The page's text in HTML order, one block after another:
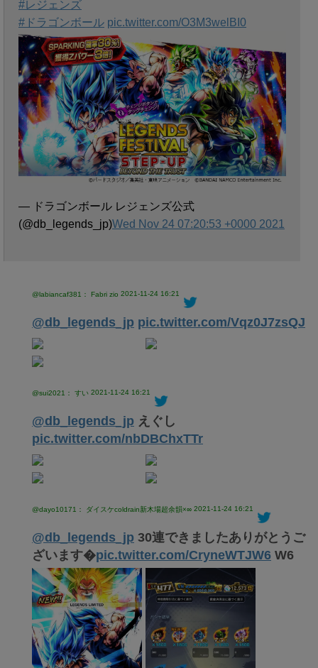
#レジェンズ
#ドラゴンボール pic.twitter.com/O3M3welBI0
— ドラゴンボール レジェンズ公式
(@db_legends_jp)Wed Nov 24 07:20:53 +0000 2021
@labiancaf381： Fabri zio 2021-11-24 16:21
@db_legends_jp pic.twitter.com/Vqz0J7zsQJ
@sui2021： すい 2021-11-24 16:21
@db_legends_jp えぐし
pic.twitter.com/nbDBChxTTr
@dayo10171： ダイスケcoldrain新木場超余韻×∞ 2021-11-24 16:21
@db_legends_jp 30連できましたありがとうご
ざいます�pic.twitter.com/CryneWTJW6 W6